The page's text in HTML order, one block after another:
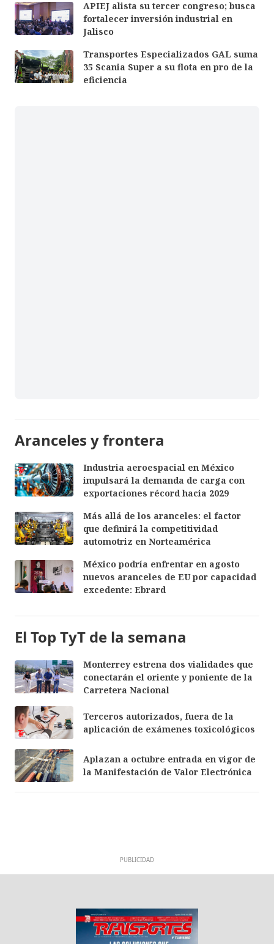
APIEJ alista su tercer congreso; busca
fortalecer inversión industrial en
Jalisco
Transportes Especializados GAL suma
35 Scania Super a su flota en pro de la
eficiencia
Aranceles y frontera
Industria aeroespacial en México
impulsará la demanda de carga con
exportaciones récord hacia 2029
Más allá de los aranceles: el factor
que definirá la competitividad
automotriz en Norteamérica
México podría enfrentar en agosto
nuevos aranceles de EU por capacidad
excedente: Ebrard
El Top TyT de la semana
Monterrey estrena dos vialidades que
conectarán el oriente y poniente de la
Carretera Nacional
Terceros autorizados, fuera de la
aplicación de exámenes toxicológicos
Aplazan a octubre entrada en vigor de
la Manifestación de Valor Electrónica
PUBLICIDAD